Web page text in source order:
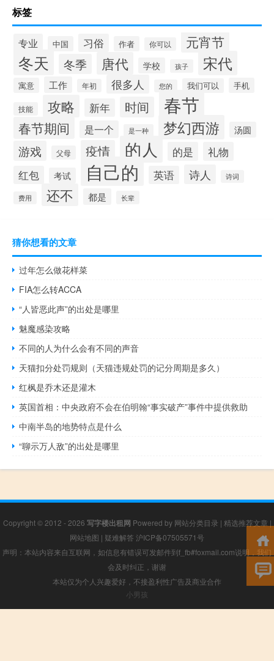
标签
专业 中国 习俗 作者 你可以 元宵节
冬天 冬季 唐代 学校 孩子 宋代
寓意 工作 年初 很多人 您的 我们可以 手机
技能 攻略 新年 时间 春节
春节期间 是一个 是一种 梦幻西游 汤圆
游戏 父母 疫情 的人 的是 礼物
红包 考试 自己的 英语 诗人 诗词
费用 还不 都是 长辈
猜你想看的文章
过年怎么做花样菜
FIA怎么转ACCA
“人皆恶此声”的出处是哪里
魅魔感染攻略
不同的人为什么会有不同的声音
天猫扣分处罚规则（天猫违规处罚的记分周期是多久）
红枫是乔木还是灌木
英国首相：中央政府不会在伯明翰“事实破产”事件中提供救助
中南半岛的地势特点是什么
“聊示万人敌”的出处是哪里
Copyright © 2012 - 2026 写字楼出租网 Powered by 网站分类目录 | 精选推荐文章 |
网站地图 | 疑难解答 沪ICP备07505571号
声明：本站内容来自互联网，如信息有错误可发邮件到f_fb#foxmail.com说明，我们
会及时纠正，谢谢
本站仅为个人兴趣爱好，不接盈利性广告及商业合作
小男孩